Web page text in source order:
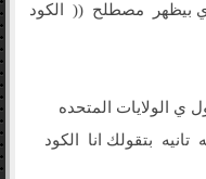
بيظهر مصطلح (( الكود
ي الولايات المتحده
بتقولك انا الكود